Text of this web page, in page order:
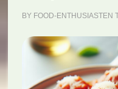
BY FOOD-ENTHUSIASTEN